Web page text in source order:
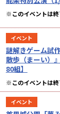
※このイベントは終
イベント
謎解きゲーム試
散歩（まーい）
80組】
※このイベントは終
イベント